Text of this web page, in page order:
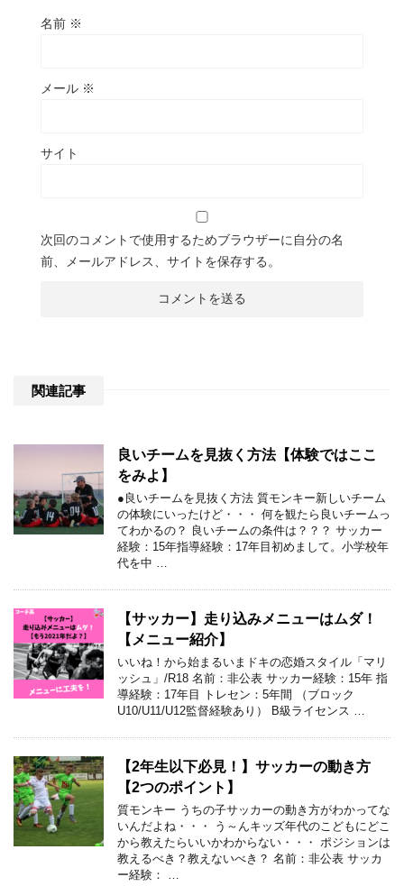
名前 ※
メール ※
サイト
次回のコメントで使用するためブラウザーに自分の名
前、メールアドレス、サイトを保存する。
関連記事
良いチームを見抜く方法【体験ではここ
をみよ】
●良いチームを見抜く方法 質モンキー新しいチーム
の体験にいったけど・・・ 何を観たら良いチームっ
てわかるの？ 良いチームの条件は？？？ サッカー
経験：15年指導経験：17年目初めまして。小学校年
代を中 …
【サッカー】走り込みメニューはムダ！
【メニュー紹介】
いいね！から始まるいまドキの恋婚スタイル「マリ
ッシュ」/R18 名前：非公表 サッカー経験：15年 指
導経験：17年目 トレセン：5年間 （ブロック
U10/U11/U12監督経験あり） B級ライセンス …
【2年生以下必見！】サッカーの動き方
【2つのポイント】
質モンキー うちの子サッカーの動き方がわかってな
いんだよね・・・ う～んキッズ年代のこどもにどこ
から教えたらいいかわからない・・・ ポジションは
教えるべき？教えないべき？ 名前：非公表 サッカ
ー経験： …